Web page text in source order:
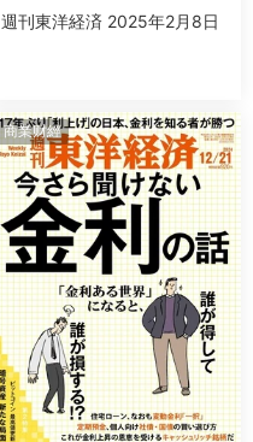
週刊東洋経済 2025年2月8日
商業财經